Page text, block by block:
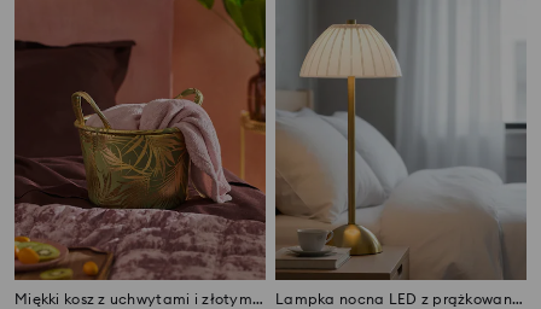
Miękki kosz z uchwytami i złotym nadrukiem w liście Lampka nocna LED z prążkowanym kloszem i złotą podstawą